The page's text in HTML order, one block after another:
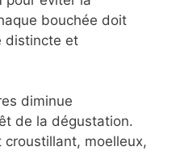
peuvent
café gourmand.
garantir une
constitue un
noient